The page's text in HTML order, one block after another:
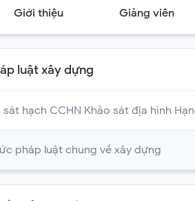
Giới thiệu Giảng viên
luật xây dựng
sát hạch CCHN Khảo sát địa hình
pháp luật chung về xây dựng